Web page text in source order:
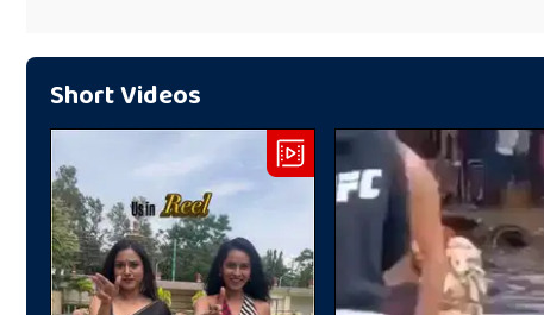
Short Videos